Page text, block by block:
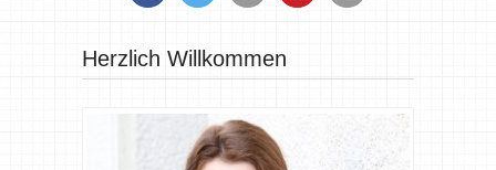
Herzlich Willkommen